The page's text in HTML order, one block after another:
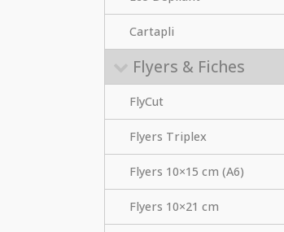
Cartapli
Flyers & Fiches
FlyCut
Flyers Triplex
Flyers 10×15 cm (A6)
Flyers 10×21 cm